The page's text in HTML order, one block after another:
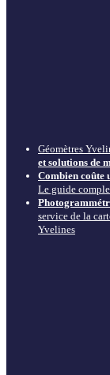
Géomètres
et solutions de
Combien coûte
Le guide
service de la
Yvelines